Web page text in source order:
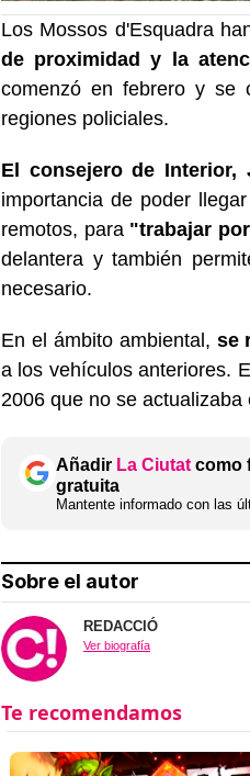
Los Mossos d'Esquadra
de proximidad y la
comenzó en febrero y se
regiones policiales.
El consejero de Interior,
importancia de poder
remotos, para"trabajar por
delantera y también
necesario.
En el ámbito ambiental, se
a los vehículos anteriores.
2006 que no se actualizaba
Añadir La Ciutat como
gratuita
Mantente informado con las
Sobre el autor
REDACCIÓ
Ver biografía